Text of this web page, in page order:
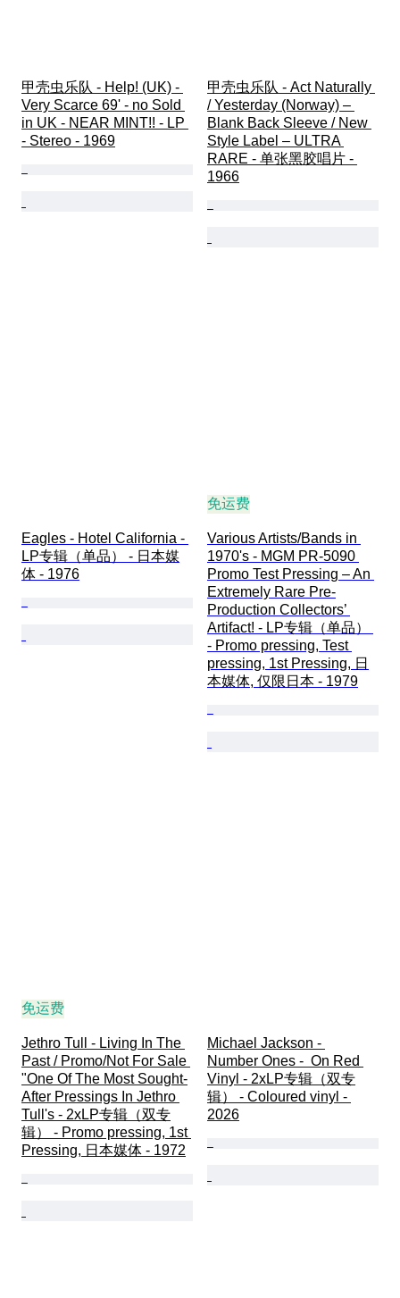
甲壳虫乐队 - Help! (UK) -
Very Scarce 69' - no Sold
in UK - NEAR MINT!! - LP
- Stereo - 1969
甲壳虫乐队 - Act Naturally
/ Yesterday (Norway) –
Blank Back Sleeve / New
Style Label – ULTRA
RARE - 单张黑胶唱片 -
1966
Eagles - Hotel California -
LP专辑（单品） - 日本媒
体 - 1976
免运费
Various Artists/Bands in
1970's - MGM PR-5090
Promo Test Pressing – An
Extremely Rare Pre-
Production Collectors’
Artifact! - LP专辑（单品）
- Promo pressing, Test
pressing, 1st Pressing, 日
本媒体, 仅限日本 - 1979
免运费
Jethro Tull - Living In The
Past / Promo/Not For Sale
"One Of The Most Sought-
After Pressings In Jethro
Tull's - 2xLP专辑（双专
辑） - Promo pressing, 1st
Pressing, 日本媒体 - 1972
Michael Jackson -
Number Ones -  On Red
Vinyl - 2xLP专辑（双专
辑） - Coloured vinyl -
2026